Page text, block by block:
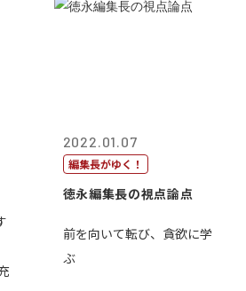
2022.01.07
編集長がゆく！
徳永編集長の視点論点
前を向いて転び、貪欲に学
ぶ